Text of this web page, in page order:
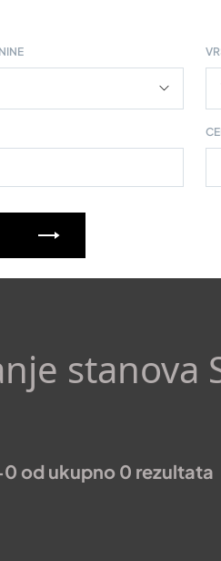
stanova
od ukupno 0 rezultata